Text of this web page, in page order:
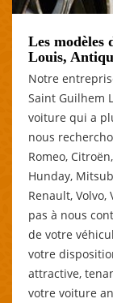
Les modèles
Louis,
Notre
Saint Guilhem
voiture qui a
nous
Romeo,
Hunday,
Renault, Volvo,
pas à nous
de votre
votre
attractive,
votre voiture